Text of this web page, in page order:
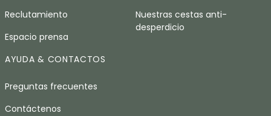
Reclutamiento
Espacio prensa
Nuestras cestas anti-
desperdicio
AYUDA & CONTACTOS
Preguntas frecuentes
Contáctenos